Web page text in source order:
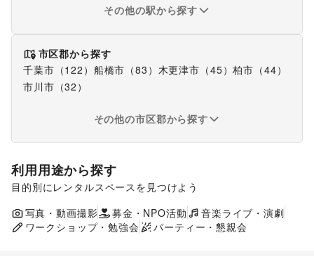
その他の駅から探す
市区郡から探す
千葉市 （122 ） 船橋市 （83 ） 木更津市 （45）柏市 （44）
市川市 （32 ）
その他の市区郡から探す
利用用途から探す
目的別にレンタルスペースを見つけよう
食品販売 販促イベント
展示会・個展 キッチンカー・移動販売
写真・動画撮影 募金・NPO活動
音楽ライブ・演劇
ワークショップ・勉強会
パーティー・懇親会